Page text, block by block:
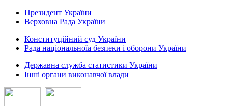
Президент України
Верховна Рада України
Конституційний суд України
Рада національноїа безпеки і оборони України
Державна служба статистики України
Інші органи виконавчої влади